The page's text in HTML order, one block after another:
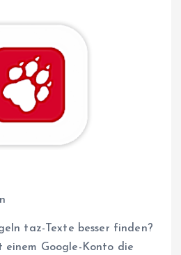
taz-Texte besser finden?
einem Google-Konto die